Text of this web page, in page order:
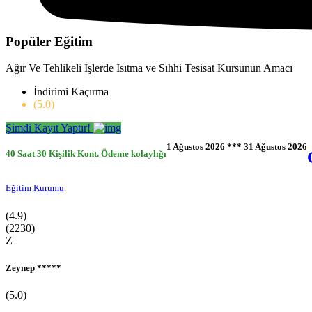
3-6 Yaş Aile Gelişim Kursu
0-36 Ay Evde Bebek Bakımı Kursu
Popüler Eğitim
Ağır Ve Tehlikeli İşlerde Isıtma ve Sıhhi Tesisat Kursunun Amacı
İndirimi Kaçırma
(5.0)
Şimdi Kayıt Yaptır!
40 Saat30 Kişilik Kont. Ödeme kolaylığı
1 Ağustos 2026 *** 31 Ağustos 2026
Eğitim Kurumu
(4.9)
(2230)
Z
Zeynep *****
(5.0)